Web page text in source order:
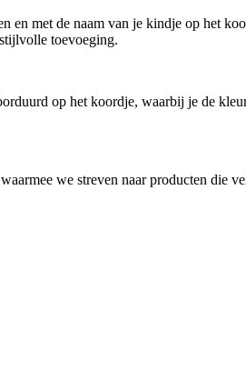
en met de naam van je kindje op het
toevoeging.
op het koordje, waarbij je de
we streven naar producten die